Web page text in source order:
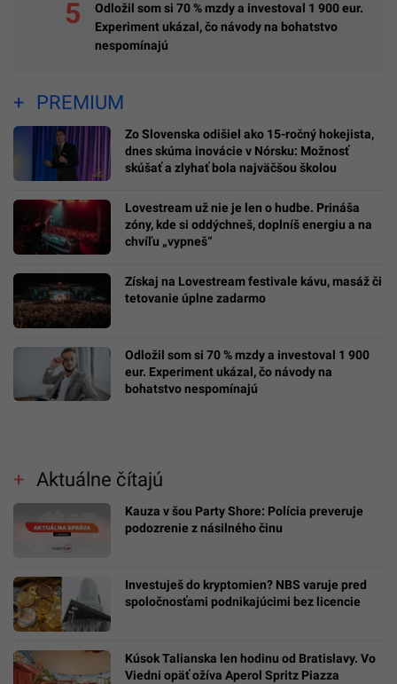
Odložil som si 70 % mzdy a investoval 1 900 eur.
Experiment ukázal, čo návody na bohatstvo
nespomínajú
PREMIUM
Zo Slovenska odišiel ako 15-ročný hokejista,
dnes skúma inovácie v Nórsku: Možnosť
skúšať a zlyhať bola najväčšou školou
Lovestream už nie je len o hudbe. Prináša
zóny, kde si oddýchneš, doplníš energiu a na
chvíľu „vypneš“
Získaj na Lovestream festivale kávu, masáž či
tetovanie úplne zadarmo
Odložil som si 70 % mzdy a investoval 1 900
eur. Experiment ukázal, čo návody na
bohatstvo nespomínajú
Aktuálne čítajú
Kauza v šou Party Shore: Polícia preveruje
podozrenie z násilného činu
Investuješ do kryptomien? NBS varuje pred
spoločnosťami podnikajúcimi bez licencie
Kúsok Talianska len hodinu od Bratislavy. Vo
Viedni opäť ožíva Aperol Spritz Piazza